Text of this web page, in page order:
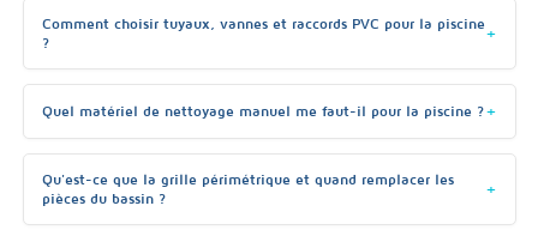
Comment choisir tuyaux, vannes et raccords PVC pour la piscine
?
Quel matériel de nettoyage manuel me faut-il pour la piscine ?
Qu'est-ce que la grille périmétrique et quand remplacer les
pièces du bassin ?